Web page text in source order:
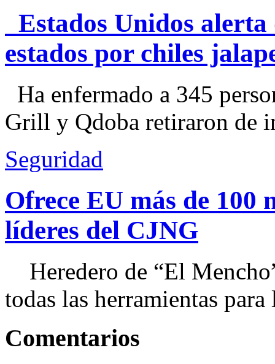
Estados Unidos alerta
estados por chiles
Ha enfermado a 345
Grill y Qdoba retiraron de
Seguridad
Ofrece EU más de 100
líderes del CJNG
Heredero de “El
todas las herramientas
Comentarios